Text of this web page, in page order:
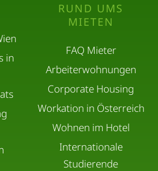
in
RUND UMS
MIETEN
FAQ Mieter
Arbeiterwohnungen
Corporate Housing
Workation in Österreich
Wohnen im Hotel
Internationale
Studierende